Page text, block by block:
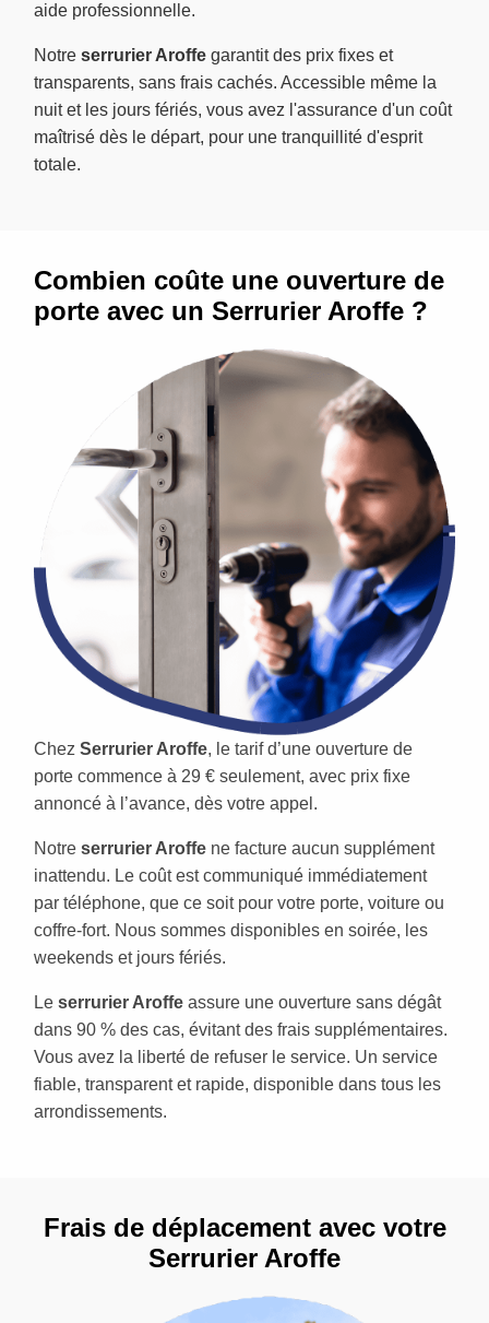
aide professionnelle.
Notre serrurier Aroffe garantit des prix fixes et
transparents, sans frais cachés. Accessible même la
nuit et les jours fériés, vous avez l'assurance d'un coût
maîtrisé dès le départ, pour une tranquillité d'esprit
totale.
Combien coûte une ouverture de
porte avec un Serrurier Aroffe ?
Chez Serrurier Aroffe, le tarif d’une ouverture de
porte commence à 29 € seulement, avec prix fixe
annoncé à l’avance, dès votre appel.
Notre serrurier Aroffe ne facture aucun supplément
inattendu. Le coût est communiqué immédiatement
par téléphone, que ce soit pour votre porte, voiture ou
coffre-fort. Nous sommes disponibles en soirée, les
weekends et jours fériés.
Le serrurier Aroffe assure une ouverture sans dégât
dans 90 % des cas, évitant des frais supplémentaires.
Vous avez la liberté de refuser le service. Un service
fiable, transparent et rapide, disponible dans tous les
arrondissements.
Frais de déplacement avec votre
Serrurier Aroffe